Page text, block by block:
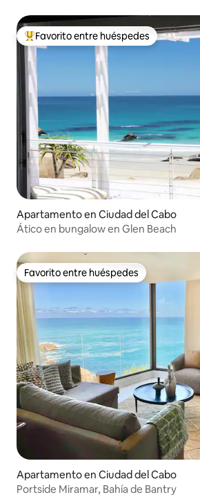
Favorito entre huéspedes preferido
Favorito entre huéspedes
Apartamento en Ciudad del Cabo
Ático en bungalow en Glen Beach
Favorito entre huéspedes
Favorito entre huéspedes
Apartamento en Ciudad del Cabo
Portside Miramar, Bahía de Bantry